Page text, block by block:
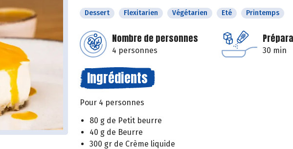
Dessert Flexitarien Végétarien Eté Printemps
Nombre de personnes
4 personnes 30 min
Ingrédients
Pour 4 personnes
80 g de Petit beurre
40 g de Beurre
300 gr de Crème liquide